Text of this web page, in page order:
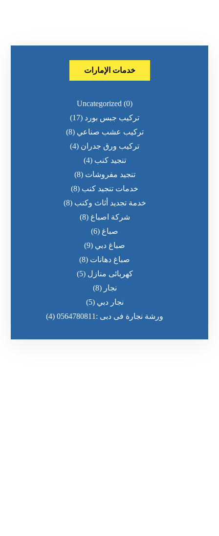
خدمات الإمارات
Uncategorized (0)
تركيب جبس بورد (17)
تركيب عشب صناعي (8)
تركيب ورق جدران (4)
تنجيد كنب (4)
تنجيد مفروشات (8)
خدمات تنجيد كنب (8)
خدمة تجديد أثاث وكنب (8)
شركة اصباغ (8)
صباغ (6)
صباغ دبي (9)
صباغ دهانات (8)
كهربائى منازل (5)
نجار (8)
نجار دبي (5)
ورشة نجارة فى دبى :0564780811
(4)